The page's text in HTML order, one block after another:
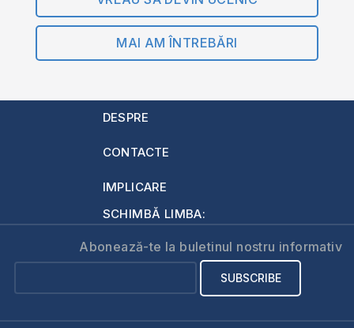
MAI AM ÎNTREBĂRI
DESPRE
CONTACTE
IMPLICARE
SCHIMBĂ LIMBA:
Abonează-te la buletinul nostru informativ